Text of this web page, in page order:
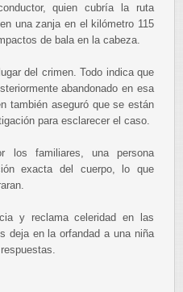
quien cubría la ruta
una zanja en el kilómetro 115
de bala en la cabeza.
del crimen. Todo indica que
abandonado en esa
también aseguró que se están
para esclarecer el caso.
los familiares, una persona
exacta del cuerpo, lo que
y reclama celeridad en las
deja en la orfandad a una niña